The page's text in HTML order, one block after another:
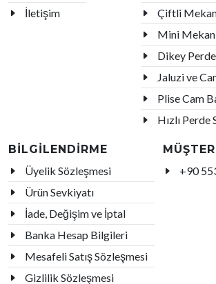
İletişim
Çiftli
Mini
Dikey Perde
Jaluzi ve
Plise Cam
Hızlı Perde
BİLGİLENDİRME
Üyelik Sözleşmesi
Ürün Sevkiyatı
İade, Değişim ve İptal
Banka Hesap Bilgileri
Mesafeli Satış Sözleşmesi
Gizlilik Sözleşmesi
+90